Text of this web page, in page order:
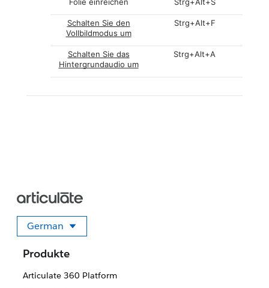
Folie einreichen Strg+Alt+S
Schalten Sie den
Vollbildmodus um
Strg+Alt+F
Schalten Sie das
Hintergrundaudio um
Strg+Alt+A
German
Sprache auswählen
Produkte
Articulate 360 Platform